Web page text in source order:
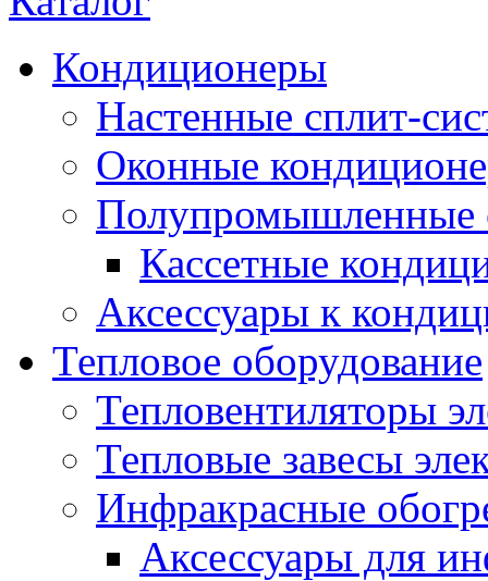
Кондиционеры
Настенные сплит-
Оконные
Полупромышленные
Кассетные
Аксессуары к
Тепловое оборудование
Тепловентиляторы
Тепловые завесы
Инфракрасные
Аксессуары для